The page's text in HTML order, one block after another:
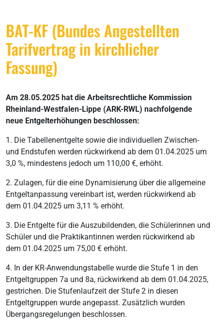
BAT-KF (Bundes Angestellten
Tarifvertrag in kirchlicher
Fassung)
Am 28.05.2025 hat die Arbeitsrechtliche Kommission
Rheinland-Westfalen-Lippe (ARK-RWL) nachfolgende
neue Entgelterhöhungen beschlossen:
1. Die Tabellenentgelte sowie die individuellen Zwischen-
und Endstufen werden rückwirkend ab dem 01.04.2025 um
3,0 %, mindestens jedoch um 110,00 €, erhöht.
2. Zulagen, für die eine Dynamisierung über die allgemeine
Entgeltanpassung vereinbart ist, werden rückwirkend ab
dem 01.04.2025 um 3,11 % erhöht.
3. Die Entgelte für die Auszubildenden, die Schülerinnen und
Schüler und die Praktikantinnen werden rückwirkend ab
dem 01.04.2025 um 75,00 € erhöht.
4. In der KR-Anwendungstabelle wurde die Stufe 1 in den
Entgeltgruppen 7a und 8a, rückwirkend ab dem 01.04.2025,
gestrichen. Die Stufenlaufzeit der Stufe 2 in diesen
Entgeltgruppen wurde angepasst. Zusätzlich wurden
Übergangsregelungen beschlossen.